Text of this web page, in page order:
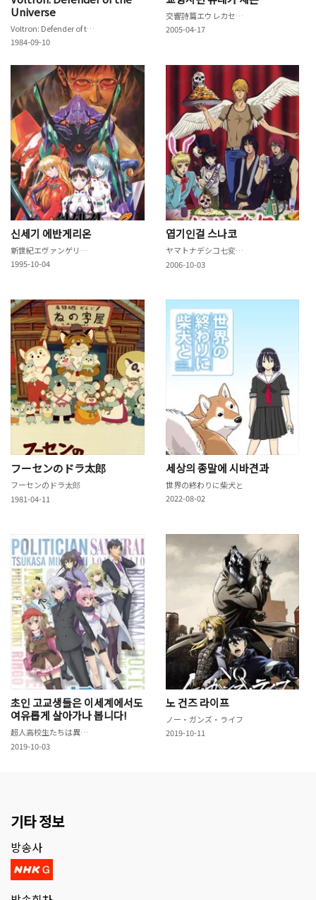
Universe
Voltron: Defender of the Universe
1984-09-10
交響詩篇エウレカセブン
2005-04-17
신세기 에반게리온
新世紀エヴァンゲリオン
1995-10-04
엽기인걸 스나코
ヤマトナデシコ七変化♥
2006-10-03
フーセンのドラ太郎
フーセンのドラ太郎
1981-04-11
세상의 종말에 시바견과
世界の終わりに柴犬と
2022-08-02
초인 고교생들은 이세계에서도
여유롭게 살아가나 봅니다!
超人高校生たちは異世界でも余裕で生き抜くようです！
2019-10-03
노 건즈 라이프
ノー・ガンズ・ライフ
2019-10-11
기타 정보
방송사